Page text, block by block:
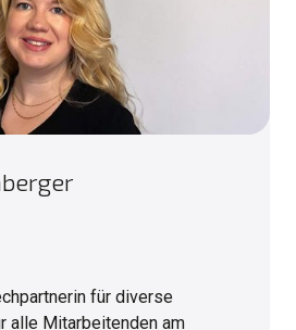
für diverse
alle Mitarbeitenden am